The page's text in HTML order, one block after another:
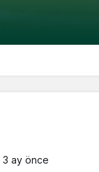
3 ay önce